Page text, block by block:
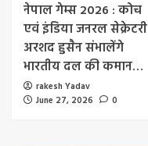
नेपाल गेम्स 2026 : कोच
एवं इंडिया जनरल सेक्रेटरी
अरशद हुसैन संभालेंगे
भारतीय दल की कमान…
rakesh Yadav
June 27, 2026
0